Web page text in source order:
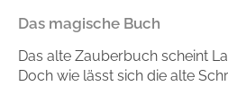
Ratgeber und Sachbuch
Reihen
Handel
Presse
Das magische Buch
Das alte Zauberbuch scheint
Doch wie lässt sich die alte